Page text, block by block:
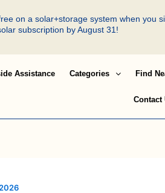
on a solar+storage system when you
subscription by August 31!
Assistance Categories Find
Contact